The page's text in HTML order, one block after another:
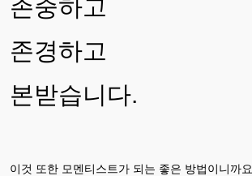
존중하고
존경하고
본받습니다.
이것 또한 모멘티스트가 되는 좋은 방법이니까요.